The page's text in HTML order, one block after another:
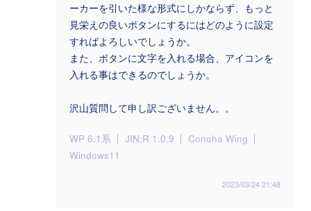
ーカーを引いた様な形式にしかならず、もっと
見栄えの良いボタンにするにはどのように設定
すればよろしいでしょうか。
また、ボタンに文字を入れる場合、アイコンを
入れる事はできるのでしょうか。
沢山質問して申し訳ございません。。
WP 6.1系 JIN:R 1.0.9
Conoha Wing
Windows11
2023/03/24 21:48